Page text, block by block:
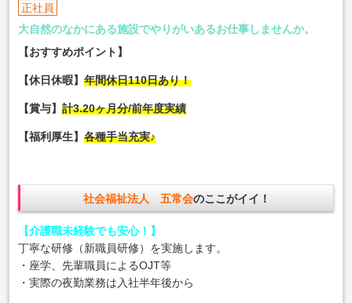
正社員
大自然のなかにある施設でやりがいあるお仕事しませんか。
【おすすめポイント】
【休日休暇】年間休日110日あり！
【賞与】計3.20ヶ月分/前年度実績
【福利厚生】各種手当充実♪
社会福祉法人 五常会のここがイイ！
【介護職未経験でも安心！】
丁寧な研修（新職員研修）を実施します。
・座学、先輩職員によるOJT等
・実際の夜勤業務は入社半年後から